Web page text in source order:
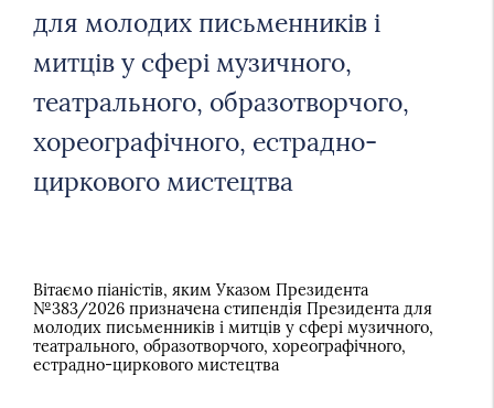
для молодих письменників і
митців у сфері музичного,
театрального, образотворчого,
хореографічного, естрадно-
циркового мистецтва
Вітаємо піаністів, яким Указом Президента
№383/2026 призначена стипендія Президента для
молодих письменників і митців у сфері музичного,
театрального, образотворчого, хореографічного,
естрадно-циркового мистецтва